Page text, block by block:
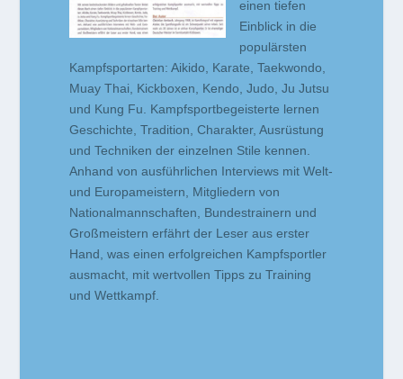
einen tiefen
Einblick in die
populärsten
Kampfsportarten: Aikido, Karate, Taekwondo,
Muay Thai, Kickboxen, Kendo, Judo, Ju Jutsu
und Kung Fu. Kampfsportbegeisterte lernen
Geschichte, Tradition, Charakter, Ausrüstung
und Techniken der einzelnen Stile kennen.
Anhand von ausführlichen Interviews mit Welt-
und Europameistern, Mitgliedern von
Nationalmannschaften, Bundestrainern und
Großmeistern erfährt der Leser aus erster
Hand, was einen erfolgreichen Kampfsportler
ausmacht, mit wertvollen Tipps zu Training
und Wettkampf.